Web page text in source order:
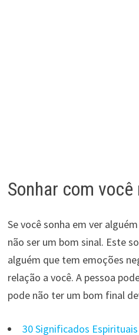
Sonhar com você
Se você sonha em ver
não ser um bom sinal. Este
alguém que tem emoções
relação a você. A pessoa
pode não ter um bom final
30 Significados